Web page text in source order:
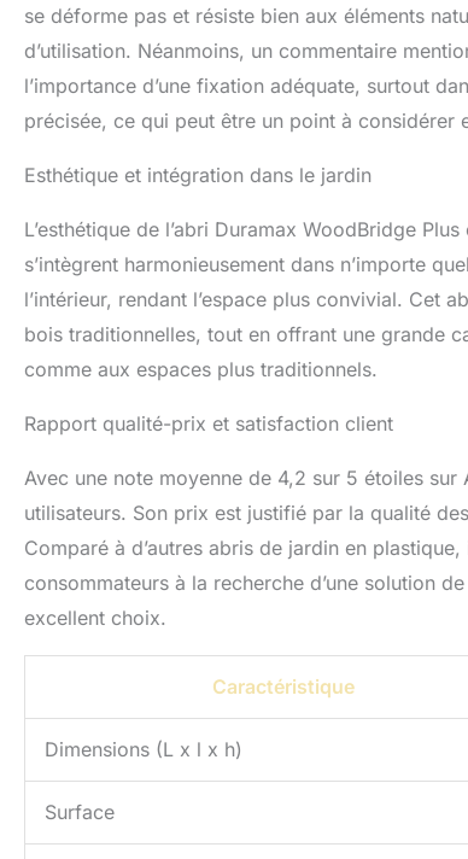
se déforme pas et résiste bien aux éléments
d’utilisation. Néanmoins, un commentaire
l’importance d’une fixation adéquate, surtout
précisée, ce qui peut être un point à considérer
Esthétique et intégration dans le jardin
L’esthétique de l’abri Duramax WoodBridge
s’intègrent harmonieusement dans n’importe
l’intérieur, rendant l’espace plus convivial. Cet
bois traditionnelles, tout en offrant une grande
comme aux espaces plus traditionnels.
Rapport qualité-prix et satisfaction client
Avec une note moyenne de 4,2 sur 5 étoiles
utilisateurs. Son prix est justifié par la qualité
Comparé à d’autres abris de jardin en
consommateurs à la recherche d’une solution
excellent choix.
Caractéristique
Dimensions (L x l x h)
Surface